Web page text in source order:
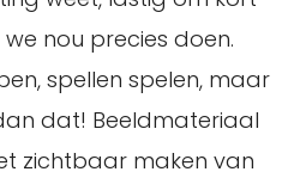
nou precies doen.
spellen spelen, maar
dat! Beeldmateriaal
zichtbaar maken van